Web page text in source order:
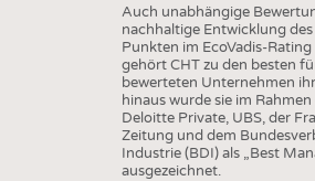
Auch unabhängige
nachhaltige Entwicklung
Punkten im EcoVadis-
gehört CHT zu den besten
bewerteten Unternehmen
hinaus wurde sie im
Deloitte Private, UBS, der
Zeitung und dem
Industrie (BDI) als „Best
ausgezeichnet.